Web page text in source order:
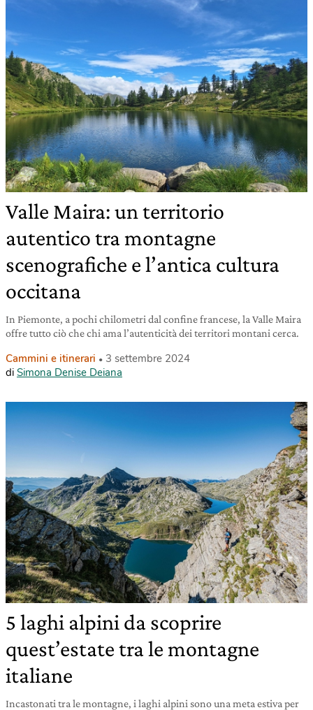
Valle Maira: un territorio
autentico tra montagne
scenografiche e l’antica cultura
occitana
In Piemonte, a pochi chilometri dal confine francese, la Valle Maira
offre tutto ciò che chi ama l’autenticità dei territori montani cerca.
Cammini e itinerari
3 settembre 2024
di Simona Denise Deiana
5 laghi alpini da scoprire
quest’estate tra le montagne
italiane
Incastonati tra le montagne, i laghi alpini sono una meta estiva per